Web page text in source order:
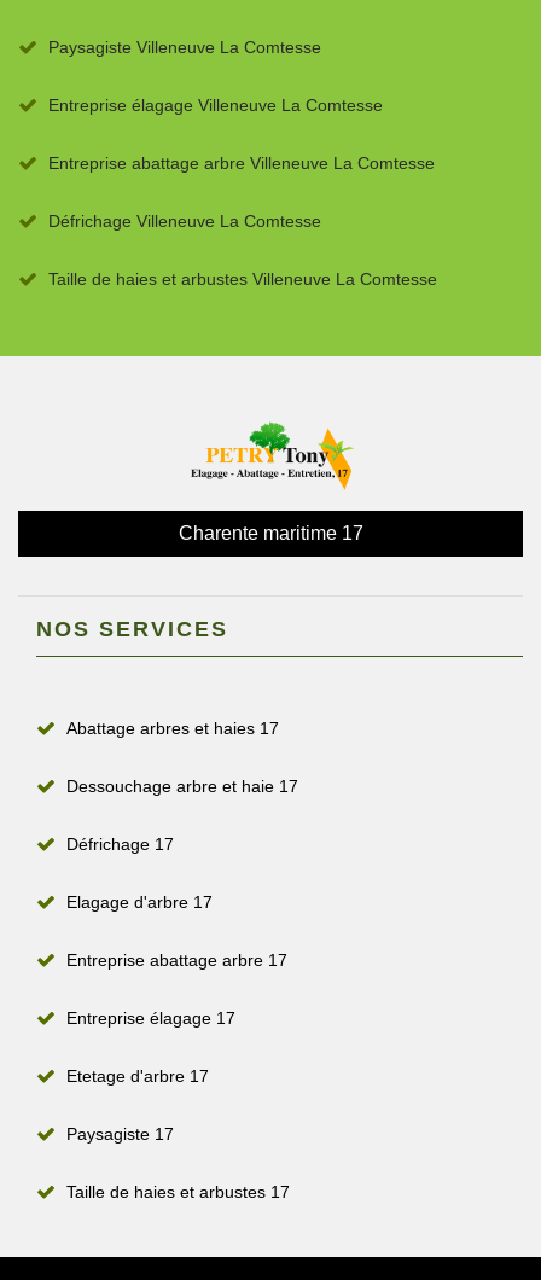
Paysagiste Villeneuve La Comtesse
Entreprise élagage Villeneuve La Comtesse
Entreprise abattage arbre Villeneuve La Comtesse
Défrichage Villeneuve La Comtesse
Taille de haies et arbustes Villeneuve La Comtesse
Charente maritime 17
NOS SERVICES
Abattage arbres et haies 17
Dessouchage arbre et haie 17
Défrichage 17
Elagage d'arbre 17
Entreprise abattage arbre 17
Entreprise élagage 17
Etetage d'arbre 17
Paysagiste 17
Taille de haies et arbustes 17